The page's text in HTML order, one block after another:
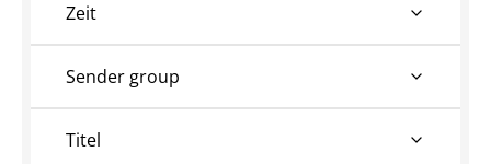
Zeit
Sender group
Titel